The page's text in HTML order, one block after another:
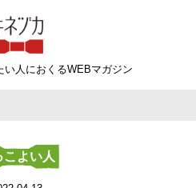
ネヅカ
い人 におくるWEBマガジン
こよい人